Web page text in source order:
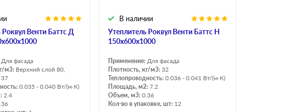
Роквул Венти Баттс Д
Для фасада
м3: Верхний слой 80,
0.035 - 0.040 Вт/(м·К)
2.4
Утеплитель Роквул Венти Баттс Н
150х600х1000
В наличии
Применение: Для фасада
Плотность, кг/м3: 32
Теплопроводность: 0.036 - 0.041 Вт/(м·К)
Площадь, м2: 7.2
Объем, м3: 0.36
Кол-во в упаковке, шт: 12